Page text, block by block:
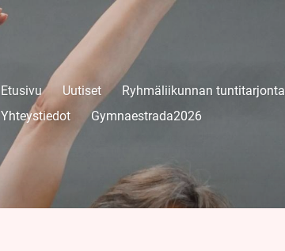
Etusivu Uutiset Ryhmäliikunnan tuntitarjonta
Yhteystiedot
Gymnaestrada2026